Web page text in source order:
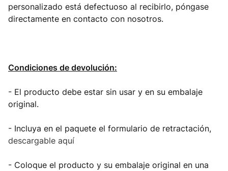
personalizado está defectuoso al recibirlo, póngase
directamente en contacto con nosotros.
Condiciones de devolución:
- El producto debe estar sin usar y en su embalaje
original.
- Incluya en el paquete el formulario de retractación,
descargable aquí
- Coloque el producto y su embalaje original en una